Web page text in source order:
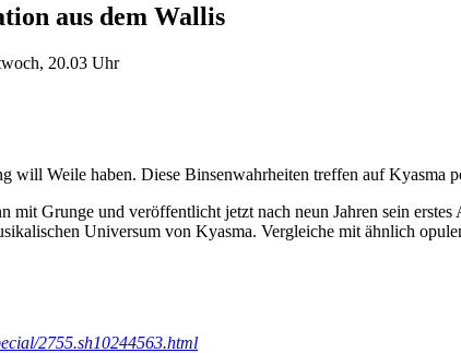
aus dem Wallis
20.03 Uhr
Weile haben. Diese Binsenwahrheiten treffen auf Kyasma
mit Grunge und veröffentlicht jetzt nach neun Jahren sein
Universum von Kyasma. Vergleiche mit ähnlich
2755.sh10244563.html